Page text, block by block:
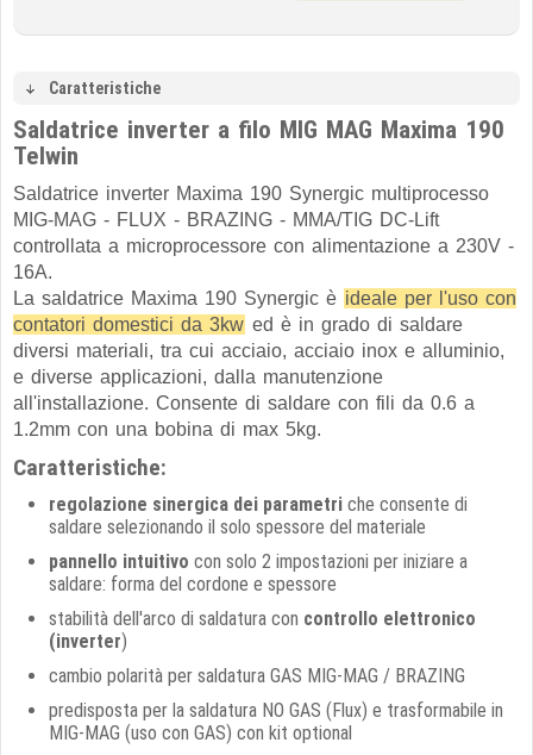
Caratteristiche
Saldatrice inverter a filo MIG MAG Maxima 190
Telwin
Saldatrice inverter Maxima 190 Synergic multiprocesso
MIG-MAG - FLUX - BRAZING - MMA/TIG DC-Lift
controllata a microprocessore con alimentazione a 230V -
16A.
La saldatrice Maxima 190 Synergic è ideale per l'uso con
contatori domestici da 3kw ed è in grado di saldare
diversi materiali, tra cui acciaio, acciaio inox e alluminio,
e diverse applicazioni, dalla manutenzione
all'installazione. Consente di saldare con fili da 0.6 a
1.2mm con una bobina di max 5kg.
Caratteristiche:
regolazione sinergica dei parametri che consente di
saldare selezionando il solo spessore del materiale
pannello intuitivo con solo 2 impostazioni per iniziare a
saldare: forma del cordone e spessore
stabilità dell'arco di saldatura con controllo elettronico
(inverter)
cambio polarità per saldatura GAS MIG-MAG / BRAZING
predisposta per la saldatura NO GAS (Flux) e trasformabile in
MIG-MAG (uso con GAS) con kit optional